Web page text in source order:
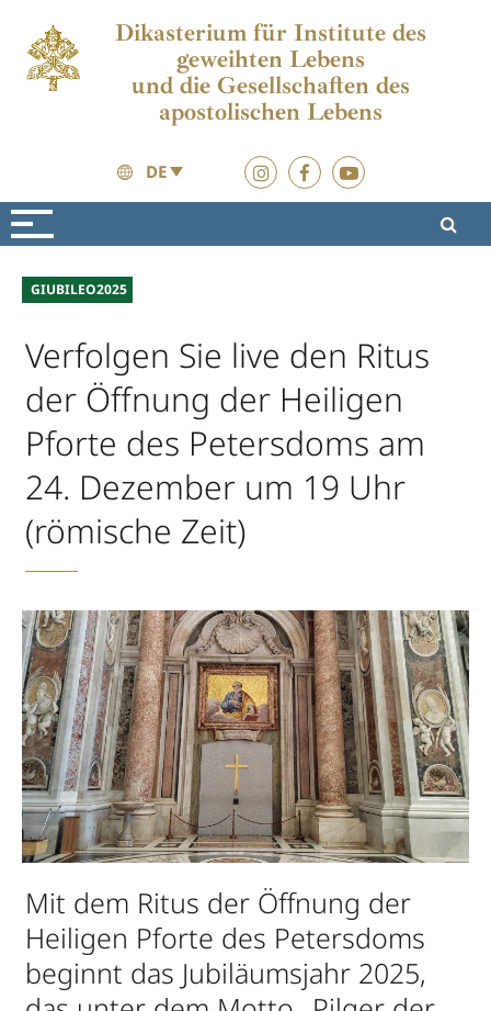
Dikasterium für Institute des
geweihten Lebens
und die Gesellschaften des
apostolischen Lebens
DE
Aktuelles
GIUBILEO2025
Verfolgen Sie live den Ritus
der Öffnung der Heiligen
Pforte des Petersdoms am
24. Dezember um 19 Uhr
(römische Zeit)
Mit dem Ritus der Öffnung der
Heiligen Pforte des Petersdoms
beginnt das Jubiläumsjahr 2025,